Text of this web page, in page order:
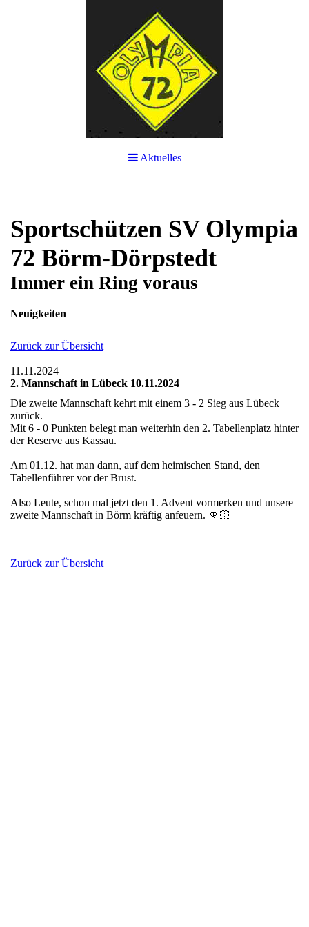
Aktuelles
Sportschützen SV Olympia
72 Börm-Dörpstedt
Immer ein Ring voraus
Neuigkeiten
Zurück zur Übersicht
11.11.2024
2. Mannschaft in Lübeck 10.11.2024
Die zweite Mannschaft kehrt mit einem 3 - 2 Sieg aus Lübeck
zurück.
Mit 6 - 0 Punkten belegt man weiterhin den 2. Tabellenplatz hinter
der Reserve aus Kassau.
Am 01.12. hat man dann, auf dem heimischen Stand, den
Tabellenführer vor der Brust.
Also Leute, schon mal jetzt den 1. Advent vormerken und unsere
zweite Mannschaft in Börm kräftig anfeuern. 👊🏻
Zurück zur Übersicht